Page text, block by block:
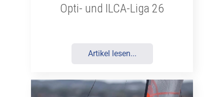
Opti- und ILCA-Liga 26
Artikel lesen...